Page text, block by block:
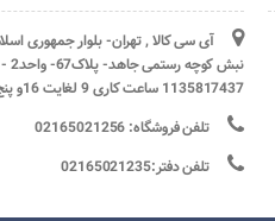
آی سی کالا , تهران- بلوار جمهوری
نبش
1135817437 ساعت کاری 9 لغایت 16و پنج شنبه ها تعطیل
تلفن فروشگاه: 02165021256
تلفن دفتر:02165021235